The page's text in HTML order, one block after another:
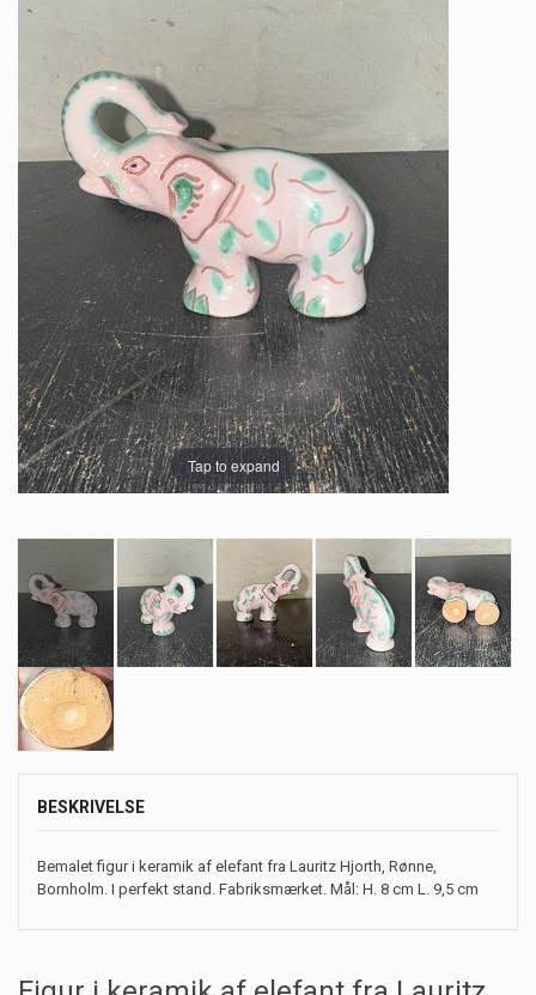
Tap to expand
BESKRIVELSE
Bemalet figur i keramik af elefant fra Lauritz Hjorth, Rønne,
Bornholm. I perfekt stand. Fabriksmærket. Mål: H. 8 cm L. 9,5 cm